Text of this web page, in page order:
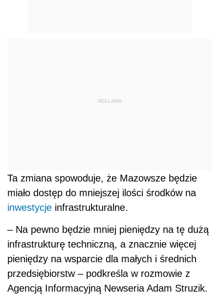
REKLAMA
Ta zmiana spowoduje, że Mazowsze będzie
miało dostęp do mniejszej ilości środków na
inwestycje infrastrukturalne.
– Na pewno będzie mniej pieniędzy na tę dużą
infrastrukturę techniczną, a znacznie więcej
pieniędzy na wsparcie dla małych i średnich
przedsiębiorstw – podkreśla w rozmowie z
Agencją Informacyjną Newseria Adam Struzik.